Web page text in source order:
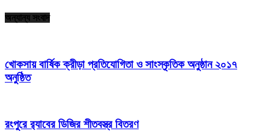
অন্যান্য সংবাদ
খোকসায় বার্ষিক ক্রীড়া প্রতিযোগিতা ও সাংস্কৃতিক অনুষ্ঠান ২০১৭
অনুষ্ঠিত
রংপুরে র‌্যাবের ডিজির শীতবস্ত্র বিতরণ